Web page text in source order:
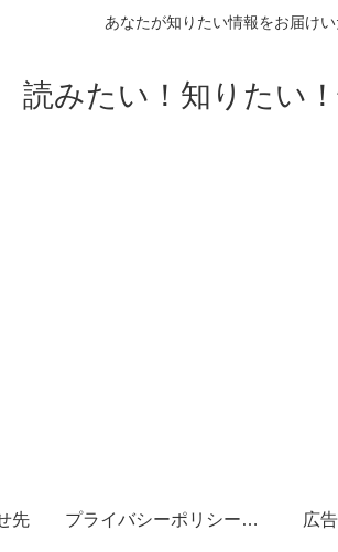
あなたが知りたい情報をお届けい
読みたい！知りたい
先 プライバシーポリシー・免責事項 広